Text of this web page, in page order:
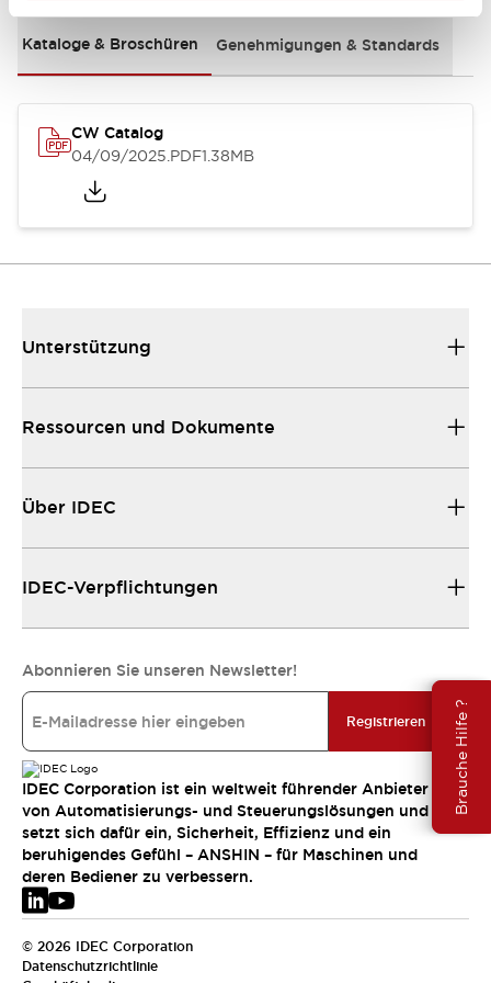
Brauche Hilfe ?
Kataloge & Broschüren Genehmigungen & Standards
CW Catalog
04/09/2025.PDF1.38MB
Unterstützung
Ressourcen und Dokumente
Über IDEC
IDEC-Verpflichtungen
Abonnieren Sie unseren Newsletter!
Registrieren
IDEC Corporation ist ein weltweit führender Anbieter
von Automatisierungs- und Steuerungslösungen und
setzt sich dafür ein, Sicherheit, Effizienz und ein
beruhigendes Gefühl – ANSHIN – für Maschinen und
deren Bediener zu verbessern.
© 2026 IDEC Corporation
Datenschutzrichtlinie